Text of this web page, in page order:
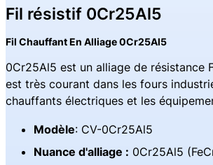
Fil résistif 0Cr25Al5
Fil Chauffant En Alliage 0Cr25Al5
0Cr25Al5 est un alliage de résistance
est très courant dans les fours
chauffants électriques et les
Modèle: CV-0Cr25Al5
Nuance d'alliage : 0Cr25Al5